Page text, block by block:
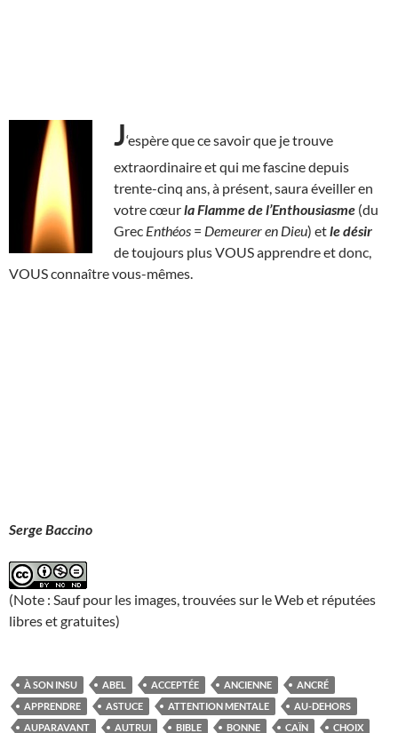
J‘espère que ce savoir que je trouve
extraordinaire et qui me fascine depuis
trente-cinq ans, à présent, saura éveiller en
votre cœurla Flamme de l’Enthousiasme (du
Grec Enthéos = Demeurer en Dieu) etle désir
de toujours plus VOUS apprendre et donc,
VOUS connaître vous-mêmes.
Serge Baccino
(Note : Sauf pour les images, trouvées sur le Web et réputées
libres et gratuites)
À SON INSU ABEL ACCEPTÉE ANCIENNE
ANCRÉ
APPRENDRE
ASTUCE ATTENTION MENTALE
AU-DEHORS
AUPARAVANT
AUTRUI BIBLE BONNE CAÏN CHOIX